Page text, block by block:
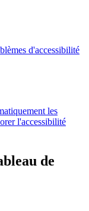
d'accessibilité
les
l'accessibilité
de